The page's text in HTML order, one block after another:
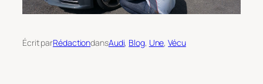
Écrit parRédactiondansAudi, Blog, Une, Vécu